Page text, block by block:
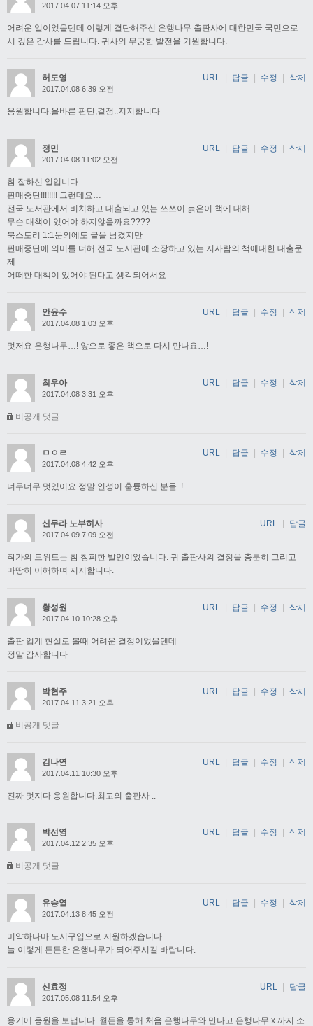
2017.04.07 11:14 오후
어려운 일이었을텐데 이렇게 결단해주신 은행나무 출판사에 대한민국 국민으로
서 깊은 감사를 드립니다. 귀사의 무궁한 발전을 기원합니다.
허도영
2017.04.08 6:39 오전
응원합니다.올바른 판단,결정..지지합니다
URL 답글 수정 삭제
정민
2017.04.08 11:02 오전
참 잘하신 일입니다
판매중단!!!!!!!! 그런데요…
전국 도서관에서 비치하고 대출되고 있는 쓰쓰이 늙은이 책에 대해
무슨 대책이 있어야 하지않을까요????
북스토리 1:1문의에도 글을 남겼지만
판매중단에 의미를 더해 전국 도서관에 소장하고 있는 저사람의 책에대한 대출문
제
어떠한 대책이 있어야 된다고 생각되어서요
URL 답글 수정 삭제
안윤수
2017.04.08 1:03 오후
멋저요 은행나무…! 앞으로 좋은 책으로 다시 만나요…!
URL | 답글 | 수정 | 삭제
최우아
2017.04.08 3:31 오후
비공개 댓글
URL | 답글 | 수정 | 삭제
ㅁㅇㄹ
2017.04.08 4:42 오후
너무너무 멋있어요 정말 인성이 훌륭하신 분들..!
URL 답글 수정 삭제
신무라 노부히사
2017.04.09 7:09 오전
작가의 트위트는 참 창피한 발언이었습니다. 귀 출판사의 결정을 충분히 그리고
마땅히 이해하며 지지합니다.
URL 답글
황성원
2017.04.10 10:28 오후
출판 업계 현실로 볼때 어려운 결정이었을텐데
정말 감사합니다
URL 답글 수정 삭제
박현주
2017.04.11 3:21 오후
비공개 댓글
URL | 답글 | 수정 | 삭제
김나연
2017.04.11 10:30 오후
진짜 멋지다 응원합니다.최고의 출판사 ..
URL | 답글 | 수정 | 삭제
박선영
2017.04.12 2:35 오후
비공개 댓글
URL 답글 수정 삭제
유승열
2017.04.13 8:45 오전
미약하나마 도서구입으로 지원하겠습니다.
늘 이렇게 든든한 은행나무가 되어주시길 바랍니다.
URL 답글 수정 삭제
신효정
2017.05.08 11:54 오후
용기에 응원을 보냅니다. 월든을 통해 처음 은행나무와 만나고 은행나무 x 까지 소
URL 답글